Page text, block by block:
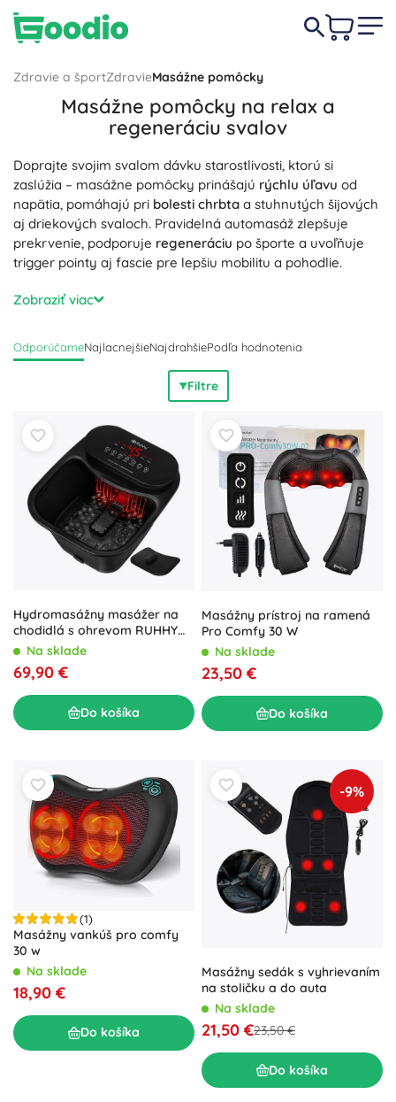
Zdravie a športZdravieMasážne pomôcky
Masážne pomôcky na relax a
regeneráciu svalov
Doprajte svojim svalom dávku starostlivosti, ktorú si
zaslúžia – masážne pomôcky prinášajú rýchlu úľavu od
napätia, pomáhajú pri bolesti chrbta a stuhnutých šijových
aj driekových svaloch. Pravidelná automasáž zlepšuje
prekrvenie, podporuje regeneráciu po športe a uvoľňuje
trigger pointy aj fascie pre lepšiu mobilitu a pohodlie.
V ponuke masážnych pomôcok nájdete masážne pištole s
nastaviteľnou intenzitou a vymeniteľnými nadstavcami na
myofasciálne uvoľnenie, masážne loptičky rôznej tvrdosti,
akupresúrne podložky aj bankovacie sady. Nechýbajú
ručné masážery a elektrické masážne prístroje s tichým
chodom, bezdrôtovou prevádzkou,
dizajnom
odolnými materiálmi
príjemnými na dotyk.
Masážne pomôcky sú ideálne pre športovcov aj
začiatočníkov: hodia sa na zahriatie pred tréningom, na
rýchlu regeneráciupo výkone aj na každodenný relax pri
sedavej práci. Vďakakompaktným rozmerom
intuitívnemu použitiu ich využijete doma, v kancelárii aj na
cestách. Zvoľte typ podľa cieľovej partie (krk, chrbát, nohy,
chodidlá), požadovanej intenzity a preferovanej techniky –
lymfatická masáž, vibračná hĺbková masáž, reflexná masáž
Zobraziť viac
OdporúčameNajlacnejšieNajdrahšiePodľa hodnotenia
Filtre
Hydromasážny masážer na
chodidlá s ohrevom RUHHY
SPA 550 W
Na sklade
69,90 €
Do košíka
Masážny prístroj na ramená
Pro Comfy 30 W
Na sklade
23,50 €
Do košíka
(1)
Masážny vankúš pro comfy
30 w
Na sklade
18,90 €
Do košíka
-9%
Masážny sedák s vyhrievaním
na stoličku a do auta
Na sklade
21,50 €23,50 €
Do košíka